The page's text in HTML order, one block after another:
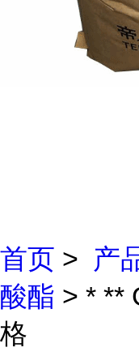
首页 > 产
酸酯 > * **
格